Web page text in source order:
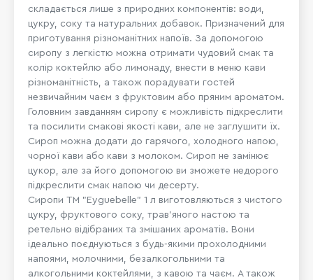
складається лише з природних компонентів: води,
цукру, соку та натуральних добавок. Призначений для
приготування різноманітних напоїв. За допомогою
сиропу з легкістю можна отримати чудовий смак та
колір коктейлю або лимонаду, внести в меню кави
різноманітність, а також порадувати гостей
незвичайним чаєм з фруктовим або пряним ароматом.
Головним завданням сиропу є можливість підкреслити
та посилити смакові якості кави, але не заглушити їх.
Сироп можна додати до гарячого, холодного напою,
чорної кави або кави з молоком. Сироп не замінює
цукор, але за його допомогою ви зможете недорого
підкреслити смак напою чи десерту.
Сиропи ТМ "Eyguebelle" 1 л виготовляються з чистого
цукру, фруктового соку, трав'яного настою та
ретельно відібраних та змішаних ароматів. Вони
ідеально поєднуються з будь-якими прохолодними
напоями, молочними, безалкогольними та
алкогольними коктейлями, з кавою та чаєм. А також